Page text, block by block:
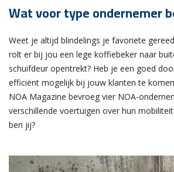
Wat voor type ondernemer
Weet je altijd blindelings je favoriete
rolt er bij jou een lege koffiebeker naar
schuifdeur opentrekt? Heb je een goed
efficiënt mogelijk bij jouw klanten te
NOA Magazine bevroeg vier NOA-
verschillende voertuigen over hun
ben jij?